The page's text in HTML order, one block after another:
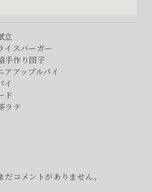
立
イスバーガー
手作り団子
アアップルパイ
イ
ド
ラテ
だコメントがありません。